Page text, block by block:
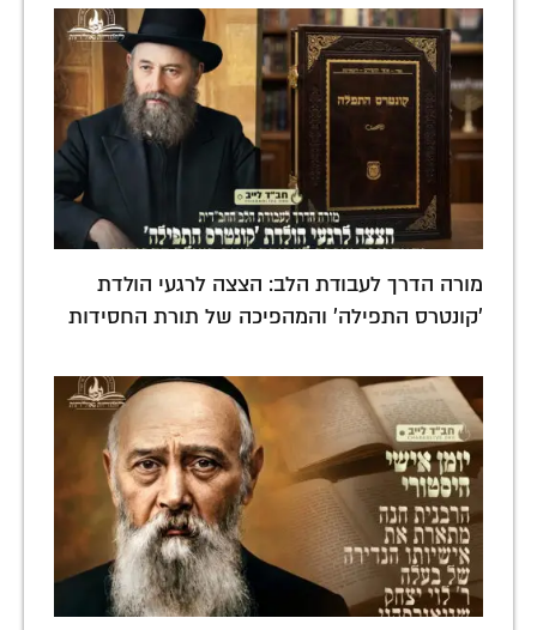
מורה הדרך לעבודת הלב: הצצה לרגעי הולדת
'קונטרס התפילה' והמהפיכה של תורת החסידות